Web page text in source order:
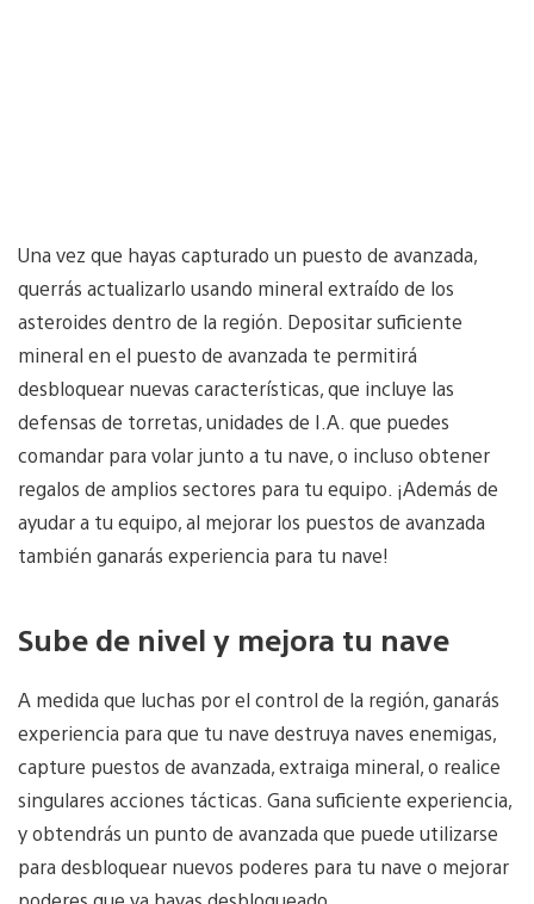
Una vez que hayas capturado un puesto de avanzada,
querrás actualizarlo usando mineral extraído de los
asteroides dentro de la región. Depositar suficiente
mineral en el puesto de avanzada te permitirá
desbloquear nuevas características, que incluye las
defensas de torretas, unidades de I.A. que puedes
comandar para volar junto a tu nave, o incluso obtener
regalos de amplios sectores para tu equipo. ¡Además de
ayudar a tu equipo, al mejorar los puestos de avanzada
también ganarás experiencia para tu nave!
Sube de nivel y mejora tu nave
A medida que luchas por el control de la región, ganarás
experiencia para que tu nave destruya naves enemigas,
capture puestos de avanzada, extraiga mineral, o realice
singulares acciones tácticas. Gana suficiente experiencia,
y obtendrás un punto de avanzada que puede utilizarse
para desbloquear nuevos poderes para tu nave o mejorar